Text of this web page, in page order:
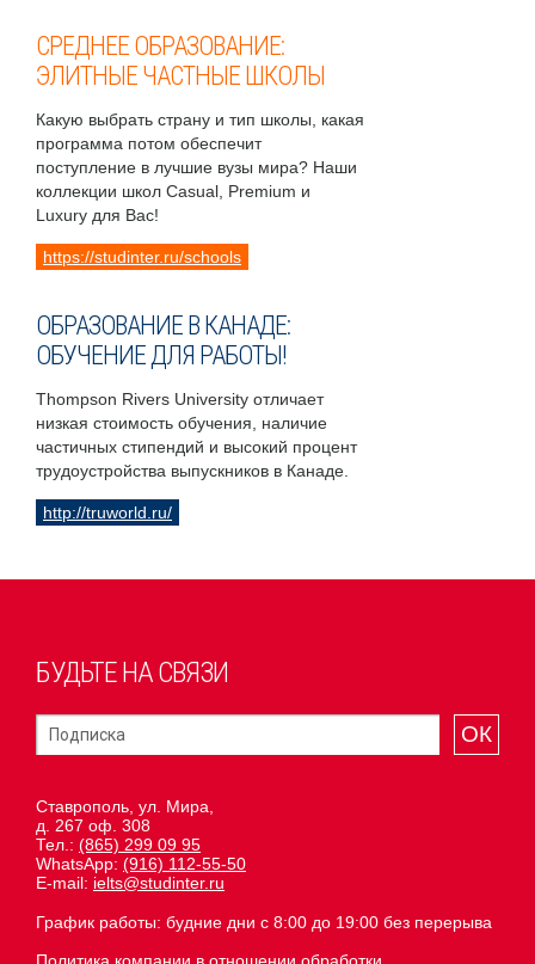
СРЕДНЕЕ ОБРАЗОВАНИЕ:
ЭЛИТНЫЕ ЧАСТНЫЕ ШКОЛЫ
Какую выбрать страну и тип школы, какая
программа потом обеспечит
поступление в лучшие вузы мира? Наши
коллекции школ Casual, Premium и
Luxury для Вас!
https://studinter.ru/schools
ОБРАЗОВАНИЕ В КАНАДЕ:
ОБУЧЕНИЕ ДЛЯ РАБОТЫ!
Thompson Rivers University отличает
низкая стоимость обучения, наличие
частичных стипендий и высокий процент
трудоустройства выпускников в Канаде.
http://truworld.ru/
БУДЬТЕ НА СВЯЗИ
ОК
Ставрополь, ул. Мира,
д. 267 оф. 308
Тел.: (865) 299 09 95
WhatsApp: (916) 112-55-50
E-mail: ielts@studinter.ru
График работы: будние дни с 8:00 до 19:00 без перерыва